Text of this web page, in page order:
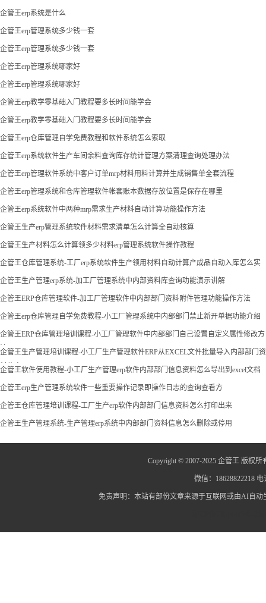
企管王erp系统是什么
企管王erp管理系统多少钱一套
企管王erp管理系统多少钱一套
企管王erp管理系统哪家好
企管王erp管理系统哪家好
企管王erp教学零基础入门教程要多长时间能学会
企管王erp教学零基础入门教程要多长时间能学会
企管王erp仓库管理自学免费教程和软件系统怎么索取
企管王erp系统软件生产车间余料查询库存统计管理方案清理查询处理办法
企管王erp管理软件系统中客户订单mrp材料用料计算并生成销售单全套流程
企管王erp管理系统和仓库管理软件帐套账本数据存放位置是保存在哪里
企管王erp系统软件中两种mrp需求生产材料自动计算功能操作方法
企管王生产erp管理系统软件材料需求清单怎么计算全自动核算
企管王生产材料怎么计算领多少材料erp管理系统软件操作教程
企管王仓库管理系统-工厂erp系统软件生产领用材料自动计算产成品自动入库怎么实
现
企管王生产管理erp系统-加工厂管理系统中内部资料库查询功能演示讲解
企管王ERP仓库管理软件-加工厂管理软件中内部部门资料附件管理功能操作方法
企管王erp仓库管理自学免费教程-小工厂管理系统中内部部门禁止新开单据功能介绍
企管王ERP仓库管理培训课程-小工厂管理软件中内部部门自己设置自定义属性修改方
法
企管王生产管理培训课程-小工厂生产管理软件ERP从EXCEL文件批量导入内部部门资
料信息
企管王软件使用教程-小工厂生产管理erp软件内部部门信息资料怎么导出到excel文档
企管王erp生产管理系统软件一些重要操作记录即操作日志的查询查看方
企管王仓库管理培训课程-工厂生产erp软件内部部门信息资料怎么打印出来
企管王生产管理系统-生产管理erp系统中内部部门资料信息怎么删除或停用
Copyright © 2007-2025 企管王 版权所
微信：18628822218
免责声明：本站有部份文章来源于互联网或由AI自